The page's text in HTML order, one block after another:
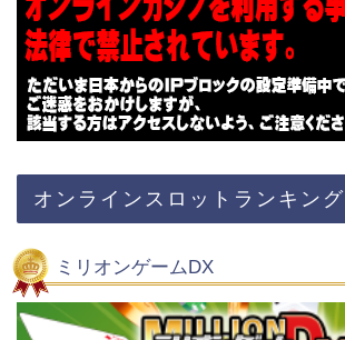
オンラインスロットランキング
ミリオンゲームDX